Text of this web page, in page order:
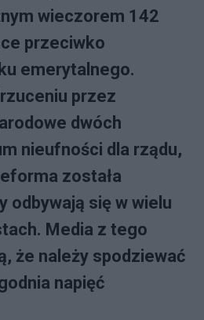
wieczorem 142
przeciwko
emerytalnego.
przez
dwóch
nieufności dla rządu,
została
odbywają się w wielu
Media z tego
że należy spodziewać
napięć